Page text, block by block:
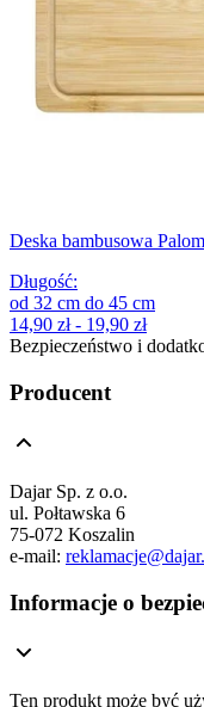
Deska bambusowa
Długość:
od 32 cm do 45 cm
14,90 zł - 19,90 zł
Bezpieczeństwo i
Producent
Dajar Sp. z o.o.
ul. Połtawska 6
75-072 Koszalin
e-mail:
Informacje o
Ten produkt może być